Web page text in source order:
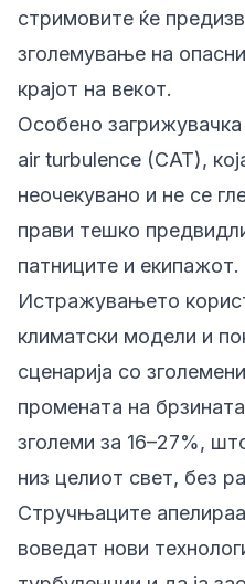
стримовите ќе
зголемување на
крајот на векот.
Особено
air turbulence (CAT),
неочекувано и не се
прави тешко
патниците и екипажот.
Истражувањето
климатски модели и
сценарија со
промената на
зголеми за 16–27%,
низ целиот свет, без
Стручњаците
воведат нови